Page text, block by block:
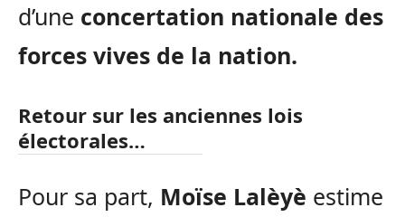
d’une concertation nationale des
forces vives de la nation.
Retour sur les anciennes lois
électorales…
Pour sa part, Moïse Lalèyè estime